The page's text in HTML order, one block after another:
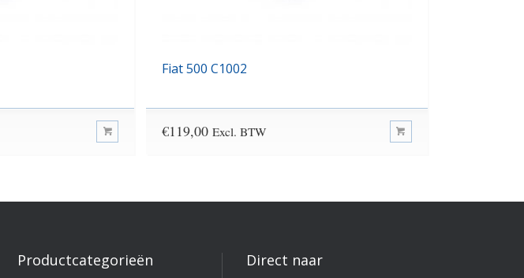
Fiat 500 C1002
€119,00 Excl. BTW
Productcategorieën Direct naar